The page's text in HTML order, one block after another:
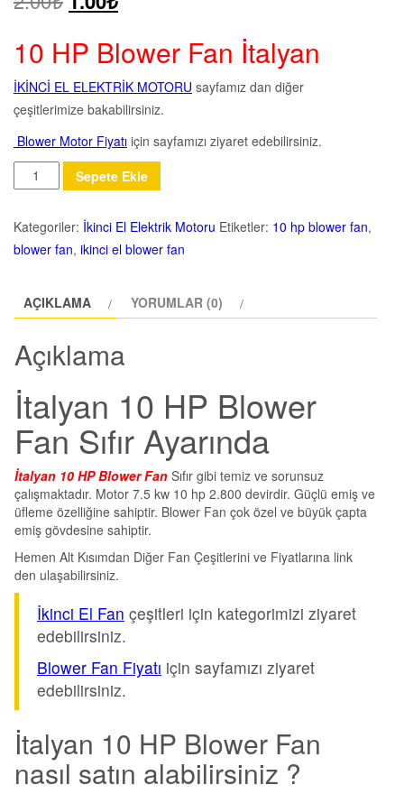
10 HP Blower Fan İtalyan
İKİNCİ EL ELEKTRİK MOTORU sayfamız dan diğer
çeşitlerimize bakabilirsiniz.
Blower Motor Fiyatı için sayfamızı ziyaret edebilirsiniz.
Miktar
Sepete Ekle
Kategoriler: İkinci El Elektrik Motoru Etiketler: 10 hp blower fan,
blower fan, ikinci el blower fan
AÇIKLAMA YORUMLAR (0)
Açıklama
İtalyan 10 HP Blower
Fan Sıfır Ayarında
İtalyan 10 HP Blower Fan Sıfır gibi temiz ve sorunsuz
çalışmaktadır. Motor 7.5 kw 10 hp 2.800 devirdir. Güçlü emiş ve
üfleme özelliğine sahiptir. Blower Fan çok özel ve büyük çapta
emiş gövdesine sahiptir.
Hemen Alt Kısımdan Diğer Fan Çeşitlerini ve Fiyatlarına link
den ulaşabilirsiniz.
İkinci El Fan çeşitleri için kategorimizi ziyaret
edebilirsiniz.
Blower Fan Fiyatı için sayfamızı ziyaret
edebilirsiniz.
İtalyan 10 HP Blower Fan
nasıl satın alabilirsiniz ?